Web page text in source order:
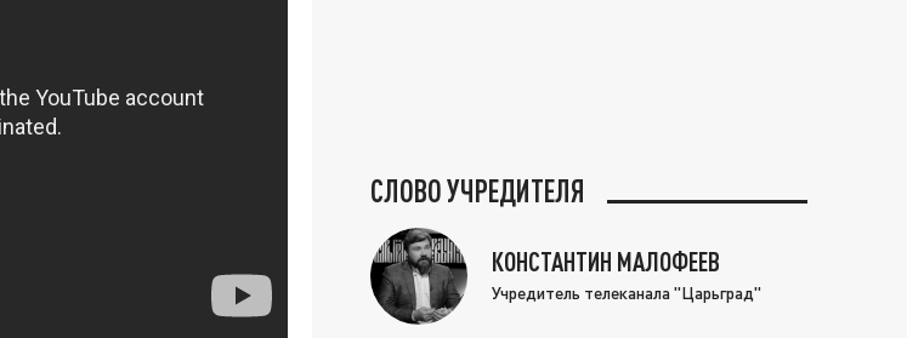
СЛОВО УЧРЕДИТЕЛЯ
КОНСТАНТИН МАЛОФЕЕВ
Учредитель телеканала "Царьград"